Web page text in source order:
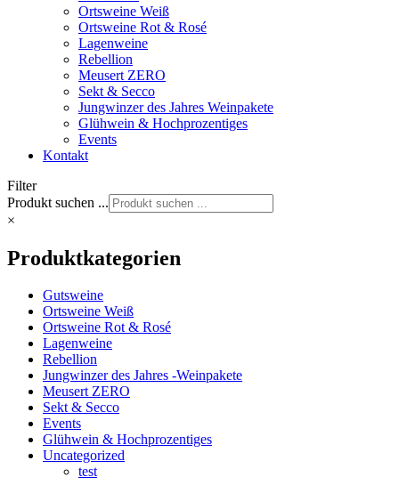
Ortsweine Weiß
Ortsweine Rot & Rosé
Lagenweine
Rebellion
Meusert ZERO
Sekt & Secco
Jungwinzer des Jahres Weinpakete
Glühwein & Hochprozentiges
Events
Kontakt
Filter
Produkt suchen ...
×
Produktkategorien
Gutsweine
Ortsweine Weiß
Ortsweine Rot & Rosé
Lagenweine
Rebellion
Jungwinzer des Jahres -Weinpakete
Meusert ZERO
Sekt & Secco
Events
Glühwein & Hochprozentiges
Uncategorized
test